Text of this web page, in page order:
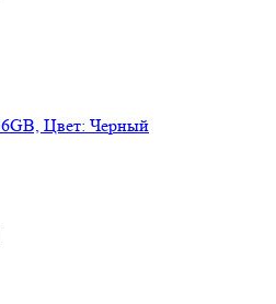
Цвет: Черный